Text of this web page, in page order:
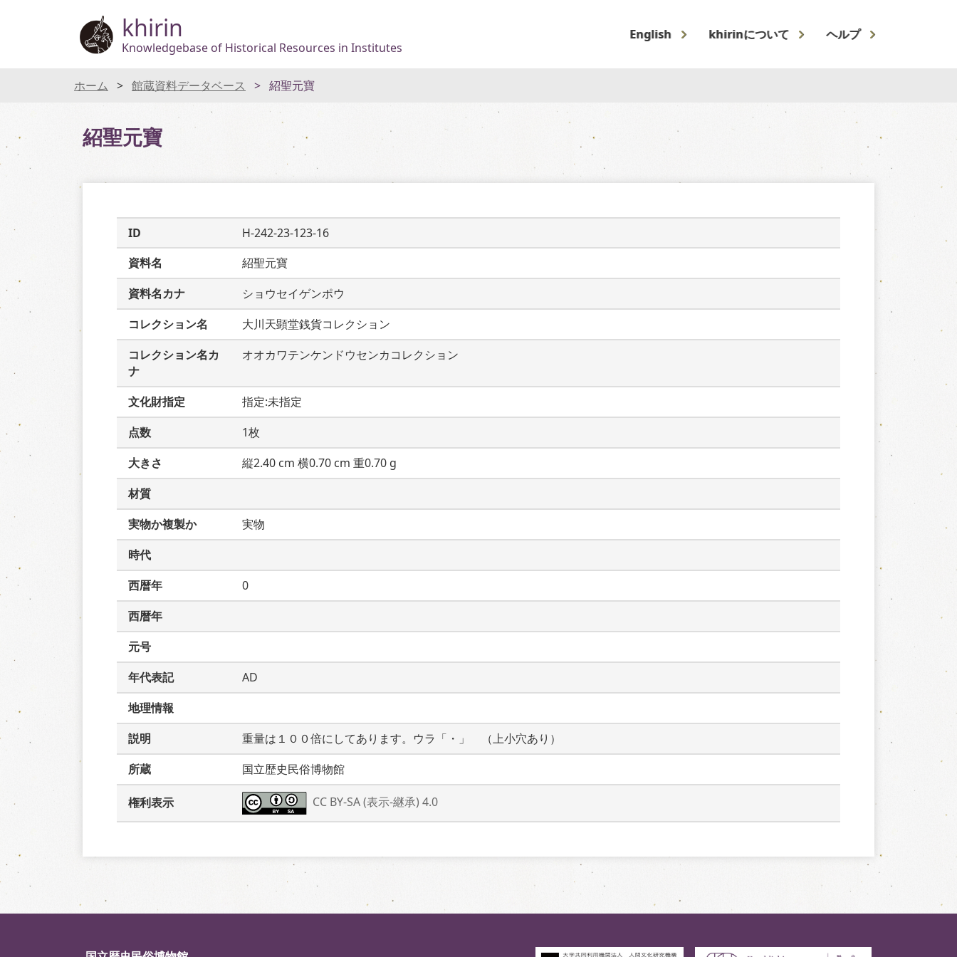
khirin
Knowledgebase of Historical Resources in Institutes
English khirinについて ヘルプ
ホーム 館蔵資料データベース 紹聖元寶
紹聖元寶
ID
H-242-23-123-16
資料名
紹聖元寶
資料名カナ
ショウセイゲンポウ
コレクション名
大川天顕堂銭貨コレクション
コレクション名カ
ナ
オオカワテンケンドウセンカコレクション
文化財指定
指定:未指定
点数
1枚
大きさ
縦2.40 cm 横0.70 cm 重0.70 g
材質
実物か複製か
実物
時代
西暦年
0
西暦年
元号
年代表記
AD
地理情報
説明
重量は１００倍にしてあります。ウラ「・」　（上小穴あり）
所蔵
国立歴史民俗博物館
権利表示 CC BY-SA (表示-継承) 4.0